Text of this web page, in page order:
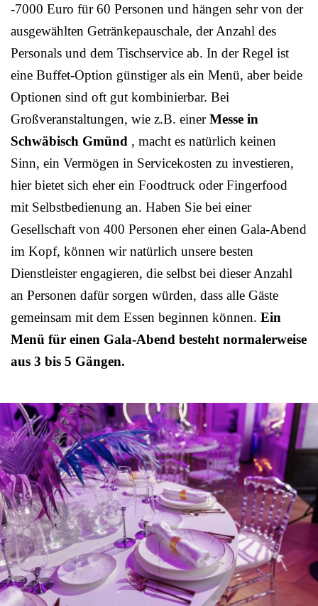
-7000 Euro für 60 Personen und hängen sehr von der
ausgewählten Getränkepauschale, der Anzahl des
Personals und dem Tischservice ab. In der Regel ist
eine Buffet-Option günstiger als ein Menü, aber beide
Optionen sind oft gut kombinierbar. Bei
Großveranstaltungen, wie z.B. einerMesse in
Schwäbisch Gmünd , macht es natürlich keinen
Sinn, ein Vermögen in Servicekosten zu investieren,
hier bietet sich eher ein Foodtruck oder Fingerfood
mit Selbstbedienung an. Haben Sie bei einer
Gesellschaft von 400 Personen eher einen Gala-Abend
im Kopf, können wir natürlich unsere besten
Dienstleister engagieren, die selbst bei dieser Anzahl
an Personen dafür sorgen würden, dass alle Gäste
gemeinsam mit dem Essen beginnen können. Ein
Menü für einen Gala-Abend besteht normalerweise
aus 3 bis 5 Gängen.